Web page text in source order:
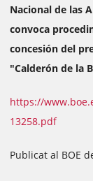
Nacional de las
convoca
concesión del
"Calderón de la
https://
13258.pdf
Publicat al BOE